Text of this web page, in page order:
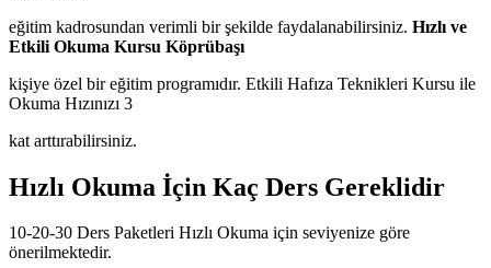
eğitim kadrosundan verimli bir şekilde faydalanabilirsiniz. Hızlı ve
Etkili Okuma Kursu Köprübaşı
kişiye özel bir eğitim programıdır. Etkili Hafıza Teknikleri Kursu ile
Okuma Hızınızı 3
kat arttırabilirsiniz.
Hızlı Okuma İçin Kaç Ders Gereklidir
10-20-30 Ders Paketleri Hızlı Okuma için seviyenize göre
önerilmektedir.